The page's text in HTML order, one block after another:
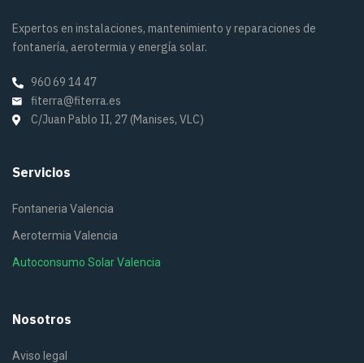
Expertos en instalaciones, mantenimiento y reparaciones de
fontanería, aerotermia y energía solar.
960 69 14 47
fiterra@fiterra.es
C/Juan Pablo II, 27 (Manises, VLC)
Servicios
Fontaneria Valencia
Aerotermia Valencia
Autoconsumo Solar Valencia
Nosotros
Aviso legal